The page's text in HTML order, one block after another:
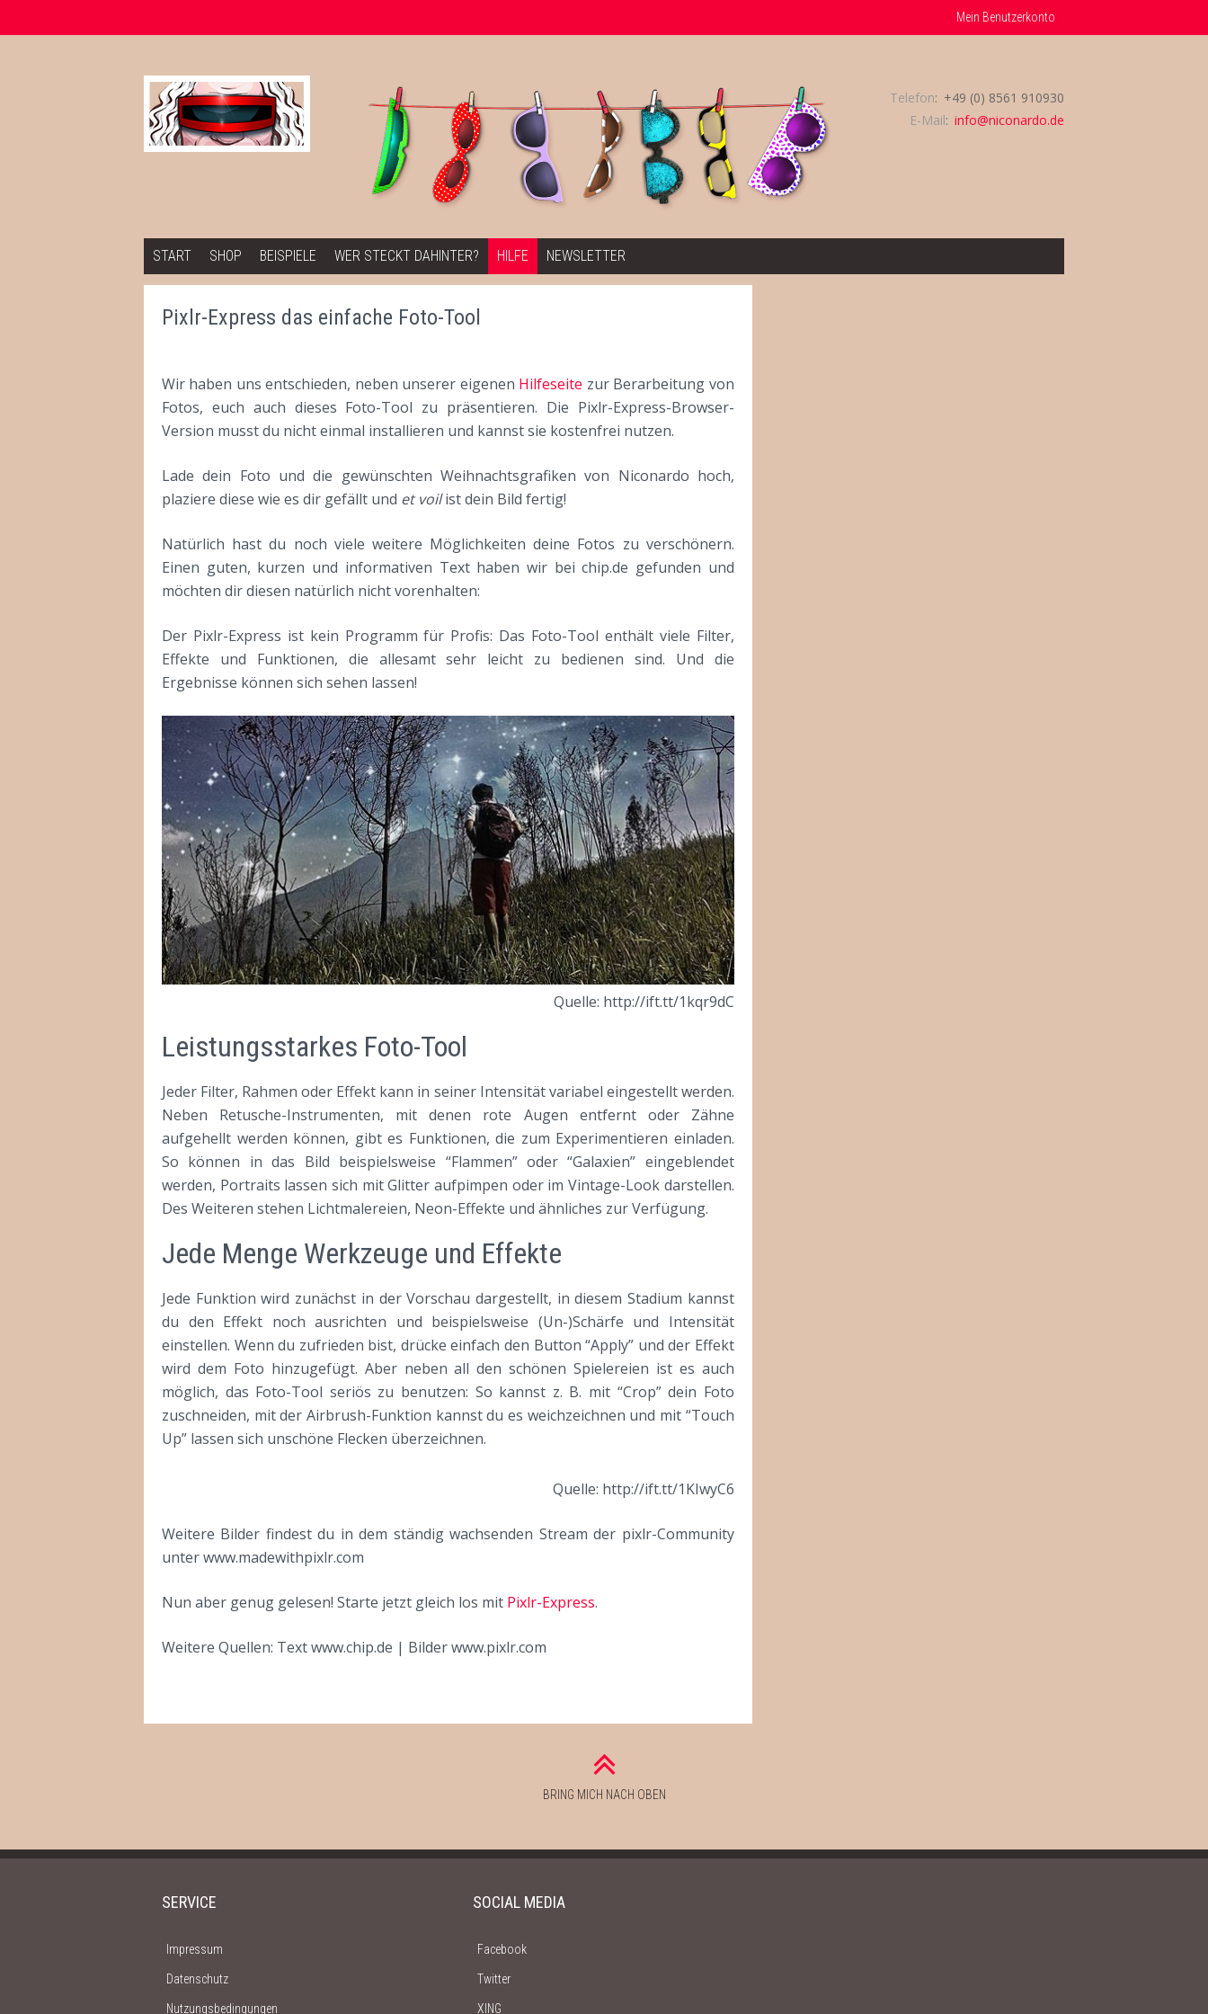
Mein Benutzerkonto
Telefon
+49 (0) 8561 910930
E-Mail info@niconardo.de
START SHOP BEISPIELE WER STECKT DAHINTER? HILFE NEWSLETTER
Pixlr-Express das einfache Foto-Tool
Wir haben uns entschieden, neben unserer eigenen Hilfeseite zur Berarbeitung von
Fotos, euch auch dieses Foto-Tool zu präsentieren. Die Pixlr-Express-Browser-
Version musst du nicht einmal installieren und kannst sie kostenfrei nutzen.
Lade dein Foto und die gewünschten Weihnachtsgrafiken von Niconardo hoch,
plaziere diese wie es dir gefällt und et voilist dein Bild fertig!
Natürlich hast du noch viele weitere Möglichkeiten deine Fotos zu verschönern.
Einen guten, kurzen und informativen Text haben wir bei chip.de gefunden und
möchten dir diesen natürlich nicht vorenhalten:
Der Pixlr-Express ist kein Programm für Profis: Das Foto-Tool enthält viele Filter,
Effekte und Funktionen, die allesamt sehr leicht zu bedienen sind. Und die
Ergebnisse können sich sehen lassen!
Quelle: http://ift.tt/1kqr9dC
Leistungsstarkes Foto-Tool
Jeder Filter, Rahmen oder Effekt kann in seiner Intensität variabel eingestellt werden.
Neben Retusche-Instrumenten, mit denen rote Augen entfernt oder Zähne
aufgehellt werden können, gibt es Funktionen, die zum Experimentieren einladen.
So können in das Bild beispielsweise “Flammen” oder “Galaxien” eingeblendet
werden, Portraits lassen sich mit Glitter aufpimpen oder im Vintage-Look darstellen.
Des Weiteren stehen Lichtmalereien, Neon-Effekte und ähnliches zur Verfügung.
Jede Menge Werkzeuge und Effekte
Jede Funktion wird zunächst in der Vorschau dargestellt, in diesem Stadium kannst
du den Effekt noch ausrichten und beispielsweise (Un-)Schärfe und Intensität
einstellen. Wenn du zufrieden bist, drücke einfach den Button “Apply” und der Effekt
wird dem Foto hinzugefügt. Aber neben all den schönen Spielereien ist es auch
möglich, das Foto-Tool seriös zu benutzen: So kannst z. B. mit “Crop” dein Foto
zuschneiden, mit der Airbrush-Funktion kannst du es weichzeichnen und mit “Touch
Up” lassen sich unschöne Flecken überzeichnen.
Quelle: http://ift.tt/1KIwyC6
Weitere Bilder findest du in dem ständig wachsenden Stream der pixlr-Community
unter www.madewithpixlr.com
Nun aber genug gelesen! Starte jetzt gleich los mit Pixlr-Express.
Weitere Quellen: Text www.chip.de | Bilder www.pixlr.com
BRING MICH NACH OBEN
SERVICE
Impressum
Datenschutz
Nutzungsbedingungen
SOCIAL MEDIA
Facebook
Twitter
XING